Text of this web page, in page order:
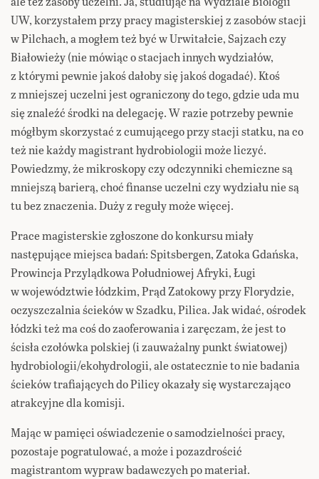
UW, korzystałem przy pracy magisterskiej z zasobów stacji
w Pilchach, a mogłem też być w Urwitałcie, Sajzach czy
Białowieży (nie mówiąc o stacjach innych wydziałów,
z którymi pewnie jakoś dałoby się jakoś dogadać). Ktoś
z mniejszej uczelni jest ograniczony do tego, gdzie uda mu
się znaleźć środki na delegację. W razie potrzeby pewnie
mógłbym skorzystać z cumującego przy stacji statku, na co
też nie każdy magistrant hydrobiologii może liczyć.
Powiedzmy, że mikroskopy czy odczynniki chemiczne są
mniejszą barierą, choć finanse uczelni czy wydziału nie są
tu bez znaczenia. Duży z reguły może więcej.
Prace magisterskie zgłoszone do konkursu miały
następujące miejsca badań: Spitsbergen, Zatoka Gdańska,
Prowincja Przylądkowa Południowej Afryki, Ługi
w województwie łódzkim, Prąd Zatokowy przy Florydzie,
oczyszczalnia ścieków w Szadku, Pilica. Jak widać, ośrodek
łódzki też ma coś do zaoferowania i zaręczam, że jest to
ścisła czołówka polskiej (i zauważalny punkt światowej)
hydrobiologii/ekohydrologii, ale ostatecznie to nie badania
ścieków trafiających do Pilicy okazały się wystarczająco
atrakcyjne dla komisji.
Mając w pamięci oświadczenie o samodzielności pracy,
pozostaje pogratulować, a może i pozazdrościć
magistrantom wypraw badawczych po materiał.